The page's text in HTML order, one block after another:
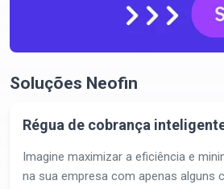
Soluções Neofin
Régua de cobrança
Imagine maximizar a eficiência e
na sua empresa com apenas alguns